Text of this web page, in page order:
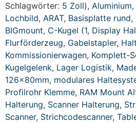
Schlagwörter: 5 Zoll), Aluminium,
Lochbild, ARAT, Basisplatte rund,
BIGmount, C-Kugel (1, Display
Flurförderzeug, Gabelstapler,
Kommissionierwagen, Komplett-
Kugelgelenk, Lager Logistik,
126x80mm, modulares
Profilrohr Klemme, RAM Mount
Halterung, Scanner Halterung,
Scanner, Strichcodescanner,